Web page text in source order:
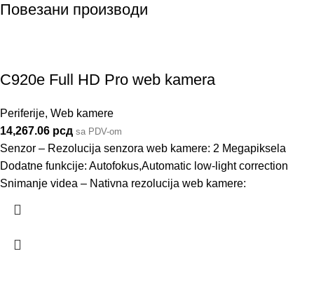
Повезани производи
C920e Full HD Pro web kamera
Periferije, Web kamere
14,267.06 рсд sa PDV-om
Senzor – Rezolucija senzora web kamere: 2 Megapiksela
Dodatne funkcije: Autofokus,Automatic low-light correction
Snimanje videa – Nativna rezolucija web kamere: